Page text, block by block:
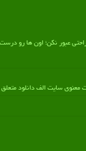
راحتی عبور نکن؛ اون ها رو